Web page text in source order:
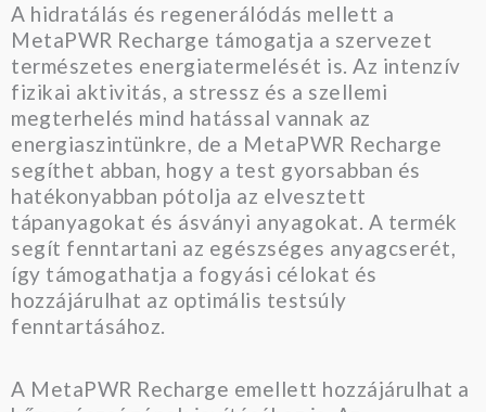
A hidratálás és regenerálódás mellett a
MetaPWR Recharge támogatja a szervezet
természetes energiatermelését is. Az intenzív
fizikai aktivitás, a stressz és a szellemi
megterhelés mind hatással vannak az
energiaszintünkre, de a MetaPWR Recharge
segíthet abban, hogy a test gyorsabban és
hatékonyabban pótolja az elvesztett
tápanyagokat és ásványi anyagokat. A termék
segít fenntartani az egészséges anyagcserét,
így támogathatja a fogyási célokat és
hozzájárulhat az optimális testsúly
fenntartásához.
A MetaPWR Recharge emellett hozzájárulhat a